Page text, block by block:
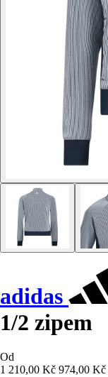
adidas
1/2 zipem
Od
1 210,00 Kč 974,00 Kč